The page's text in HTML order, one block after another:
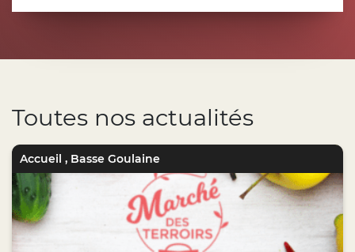
Toutes nos actualités
Accueil , Basse Goulaine